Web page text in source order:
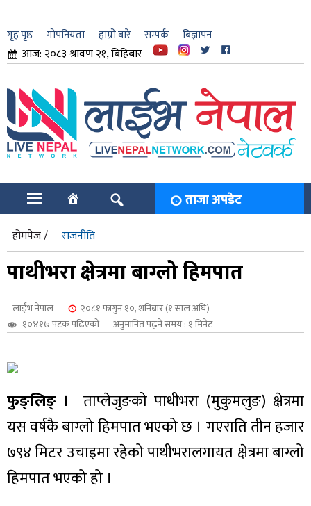
गृह पृष्ठ गोपनियता हाम्रो बारे सम्पर्क बिज्ञापन
आज: २०८३ श्रावण २१, बिहिबार
ताजा अपडेट
होमपेज / राजनीति
पाथीभरा क्षेत्रमा बाग्लो हिमपात
लाईभ नेपाल
२०८१ फागुन १०, शनिबार (१ साल अघि)
१०४१७ पटक पढिएको
अनुमानित पढ्ने समय : १ मिनेट
फुङ्लिङ् ।
ताप्लेजुङको पाथीभरा (मुकुमलुङ) क्षेत्रमा
यस वर्षकै बाग्लो हिमपात भएको छ । गएराति तीन हजार
७९४ मिटर उचाइमा रहेको पाथीभरालगायत क्षेत्रमा बाग्लो
हिमपात भएको हो ।